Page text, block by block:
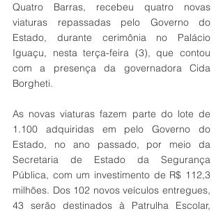
Quatro Barras, recebeu quatro novas
viaturas repassadas pelo Governo do
Estado, durante cerimônia no Palácio
Iguaçu, nesta terça-feira (3), que contou
com a presença da governadora Cida
Borgheti.
As novas viaturas fazem parte do lote de
1.100 adquiridas em pelo Governo do
Estado, no ano passado, por meio da
Secretaria de Estado da Segurança
Pública, com um investimento de R$ 112,3
milhões. Dos 102 novos veículos entregues,
43 serão destinados à Patrulha Escolar,